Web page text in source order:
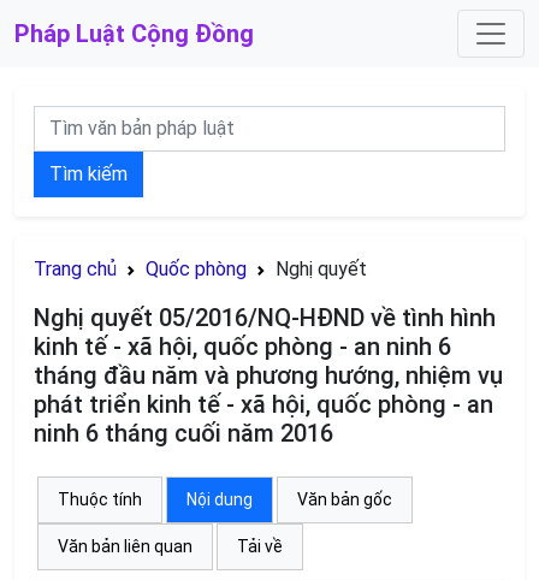
Pháp Luật Cộng Đồng
Tìm kiếm
Trang chủ Quốc phòng Nghị quyết
Nghị quyết 05/2016/NQ-HĐND về tình hình
kinh tế - xã hội, quốc phòng - an ninh 6
tháng đầu năm và phương hướng, nhiệm vụ
phát triển kinh tế - xã hội, quốc phòng - an
ninh 6 tháng cuối năm 2016
Thuộc tính Nội dung Văn bản gốc
Văn bản liên quan Tải về